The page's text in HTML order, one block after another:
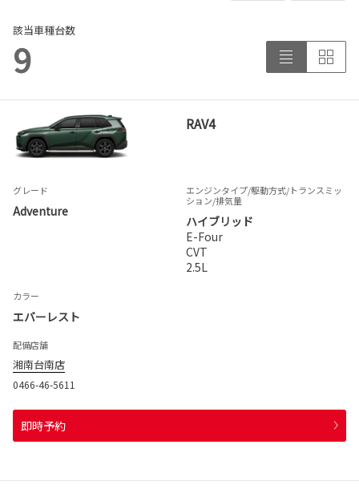
該当車種台数
9
RAV4
グレード
Adventure
エンジンタイプ/駆動方式/トランスミッ
ション/排気量
ハイブリッド
E-Four
CVT
2.5L
カラー
エバーレスト
配備店舗
湘南台南店
0466-46-5611
即時予約